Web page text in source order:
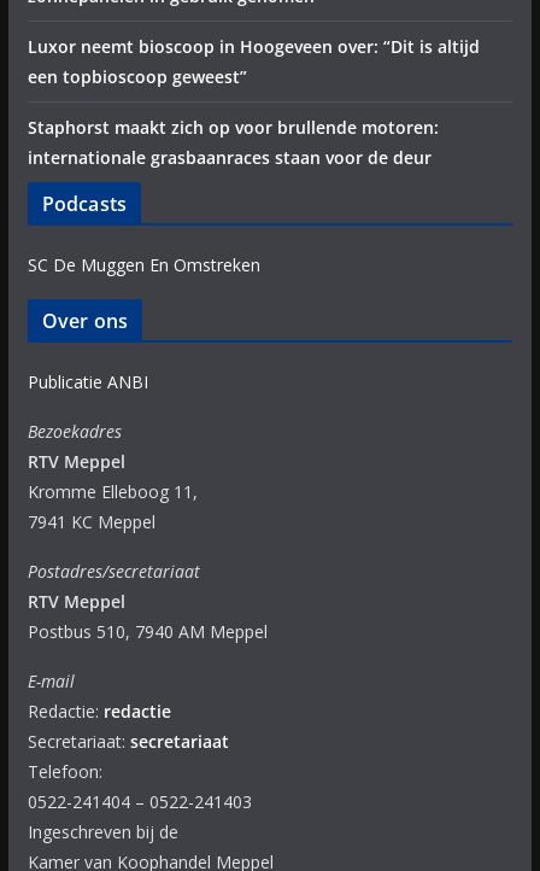
Luxor neemt bioscoop in Hoogeveen over: “Dit is altijd
een topbioscoop geweest”
Staphorst maakt zich op voor brullende motoren:
internationale grasbaanraces staan voor de deur
Podcasts
SC De Muggen En Omstreken
Over ons
Publicatie ANBI
Bezoekadres
RTV Meppel
Kromme Elleboog 11,
7941 KC Meppel
Postadres/secretariaat
RTV Meppel
Postbus 510, 7940 AM Meppel
E-mail
Redactie: redactie
Secretariaat: secretariaat
Telefoon:
0522-241404 – 0522-241403
Ingeschreven bij de
Kamer van Koophandel Meppel